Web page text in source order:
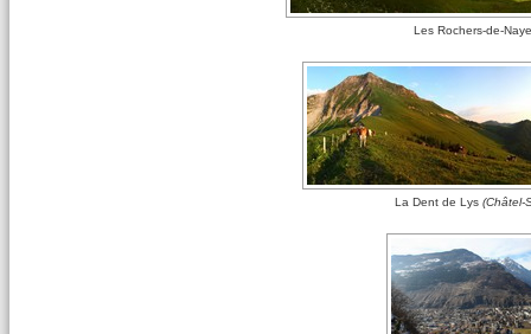
Les Rochers-de-
La Dent de Lys (Châtel-